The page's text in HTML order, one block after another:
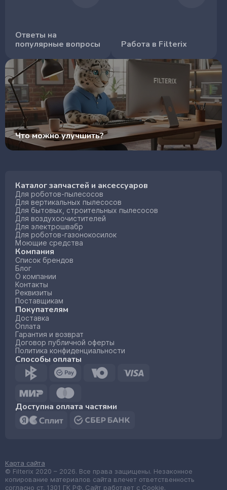
Ответы на
популярные вопросы
Работа в Filterix
Что можно улучшить?
Каталог запчастей и аксессуаров
Для роботов-пылесосов
Для вертикальных пылесосов
Для бытовых, строительных пылесосов
Для воздухоочистителей
Для электрошвабр
Для роботов-газонокосилок
Моющие средства
Компания
Список брендов
Блог
О компании
Контакты
Реквизиты
Поставщикам
Покупателям
Доставка
Оплата
Гарантия и возврат
Договор публичной оферты
Политика конфиденциальности
Способы оплаты
Доступна оплата частями
© Filterix 2020 – 2026. Все права защищены. Незаконное
копирование материалов сайта влечет ответственность
согласно ст. 1301 ГК РФ. Сайт работает с Cookie.
Карта сайта